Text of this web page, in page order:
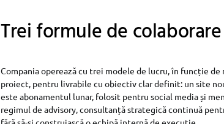
Trei formule de
Compania operează cu trei modele de lucru, în funcție
proiect, pentru livrabile cu obiectiv clar definit: un site
este abonamentul lunar, folosit pentru social media și
regimul de advisory, consultanță strategică continuă